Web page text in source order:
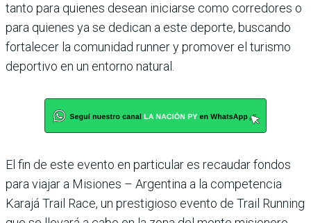
tanto para quienes desean iniciarse como corredores o
para quienes ya se dedican a este deporte, buscando
fortalecer la comunidad runner y promover el turismo
deportivo en un entorno natural.
El fin de este evento en particular es recaudar fondos
para viajar a Misiones – Argentina a la competencia
Karajá Trail Race, un prestigioso evento de Trail Running